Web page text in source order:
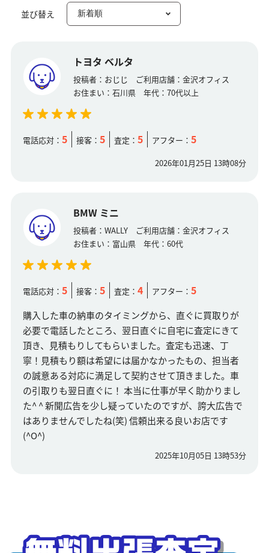
並び替え
トヨタ ベルタ
投稿者： おじじ ご利用店舗： 金沢オフィス
お住まい： 石川県 年代： 70代以上
電話応対： 5 接客： 5 査定： 5 アフター： 5
2026年01月25日 13時08分
BMW ミニ
投稿者： WALLY ご利用店舗： 金沢オフィス
お住まい： 富山県 年代： 60代
電話応対： 5 接客： 5 査定： 4 アフター： 5
購入した車の納車のタイミングから、直ぐに買取りが
必要で電話したところ、翌日直ぐに自宅に査定にきて
頂き、見積もりしてもらいました。査定も迅速、丁
寧！見積もり額は希望には届かなかったもの、担当者
の誠意ある対応に満足して契約させて頂きました。車
の引取りも翌日直ぐに！ 本当に仕事が早く助かりまし
た^ ^ 新聞広告を少し疑っていたのですが、誇大広告で
はありませんでしたね(笑) 信頼出来る良いお店です
(^O^)
2025年10月05日 13時53分